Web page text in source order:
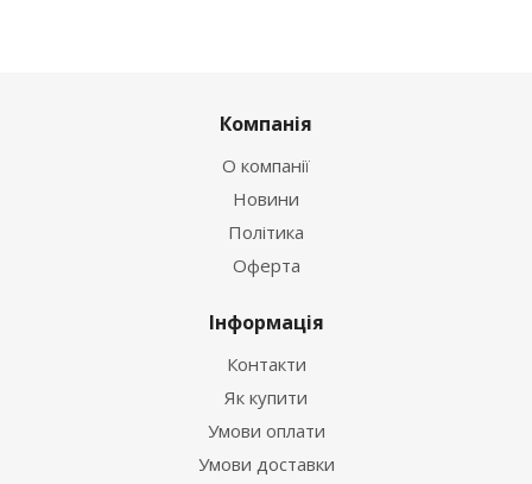
Компанія
О компанії
Новини
Політика
Оферта
Інформація
Контакти
Як купити
Умови оплати
Умови доставки